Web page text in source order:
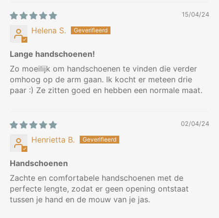
15/04/24
Helena S.
Lange handschoenen!
Zo moeilijk om handschoenen te vinden die verder
omhoog op de arm gaan. Ik kocht er meteen drie
paar :) Ze zitten goed en hebben een normale maat.
02/04/24
Henrietta B.
Handschoenen
Zachte en comfortabele handschoenen met de
perfecte lengte, zodat er geen opening ontstaat
tussen je hand en de mouw van je jas.